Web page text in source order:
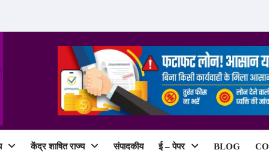
केंद्र शाषित राज्य संपादकीय ई – पेपर BLOG